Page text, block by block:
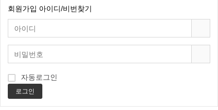
회원가입 아이디/비번찾기
자동로그인
로그인